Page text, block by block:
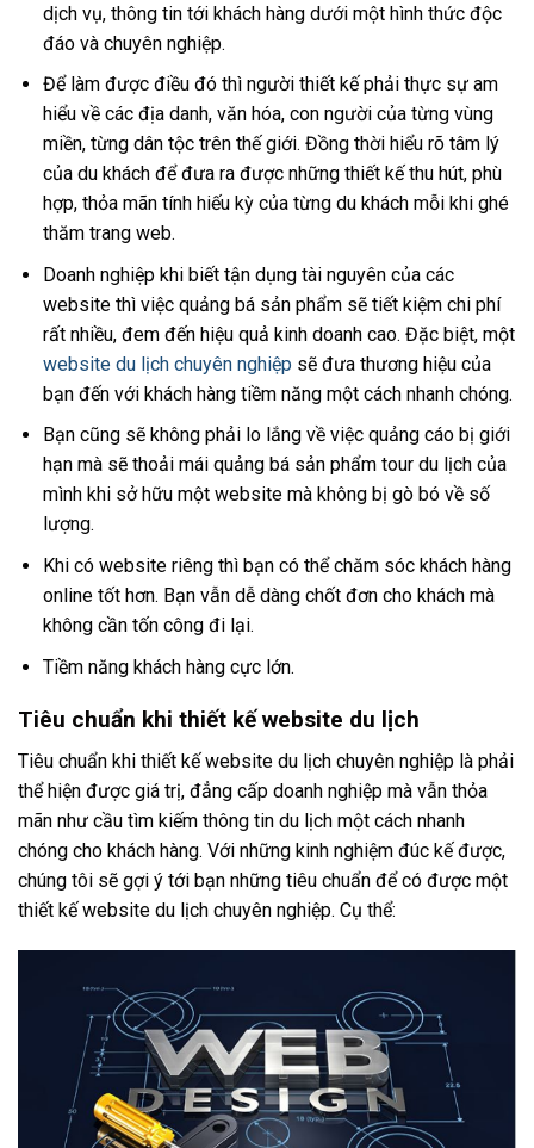
dịch vụ, thông tin tới khách hàng dưới một hình thức độc
đáo và chuyên nghiệp.
Để làm được điều đó thì người thiết kế phải thực sự am
hiểu về các địa danh, văn hóa, con người của từng vùng
miền, từng dân tộc trên thế giới. Đồng thời hiểu rõ tâm lý
của du khách để đưa ra được những thiết kế thu hút, phù
hợp, thỏa mãn tính hiếu kỳ của từng du khách mỗi khi ghé
thăm trang web.
Doanh nghiệp khi biết tận dụng tài nguyên của các
website thì việc quảng bá sản phẩm sẽ tiết kiệm chi phí
rất nhiều, đem đến hiệu quả kinh doanh cao. Đặc biệt, một
website du lịch chuyên nghiệp sẽ đưa thương hiệu của
bạn đến với khách hàng tiềm năng một cách nhanh chóng.
Bạn cũng sẽ không phải lo lắng về việc quảng cáo bị giới
hạn mà sẽ thoải mái quảng bá sản phẩm tour du lịch của
mình khi sở hữu một website mà không bị gò bó về số
lượng.
Khi có website riêng thì bạn có thể chăm sóc khách hàng
online tốt hơn. Bạn vẫn dễ dàng chốt đơn cho khách mà
không cần tốn công đi lại.
Tiềm năng khách hàng cực lớn.
Tiêu chuẩn khi thiết kế website du lịch
Tiêu chuẩn khi thiết kế website du lịch chuyên nghiệp là phải
thể hiện được giá trị, đẳng cấp doanh nghiệp mà vẫn thỏa
mãn như cầu tìm kiếm thông tin du lịch một cách nhanh
chóng cho khách hàng. Với những kinh nghiệm đúc kế được,
chúng tôi sẽ gợi ý tới bạn những tiêu chuẩn để có được một
thiết kế website du lịch chuyên nghiệp. Cụ thể: